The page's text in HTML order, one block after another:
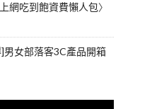
網吃到飽資費懶人包〉
男女部落客3C產品開箱